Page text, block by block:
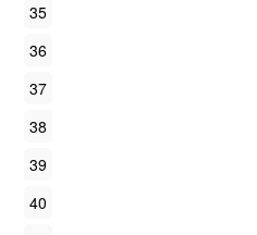
35
36
37
38
39
40